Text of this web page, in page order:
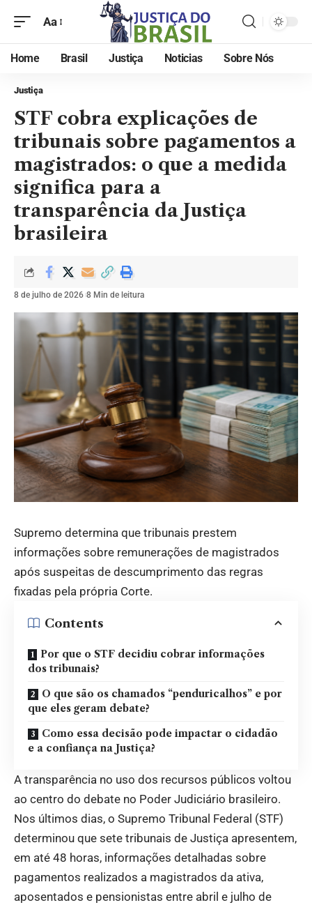
Aa
Home Brasil Justiça Noticias Sobre Nós
Justiça
STF cobra explicações de
tribunais sobre pagamentos a
magistrados: o que a medida
significa para a
transparência da Justiça
brasileira
8 de julho de 2026 8 Min de leitura
Supremo determina que tribunais prestem
informações sobre remunerações de magistrados
após suspeitas de descumprimento das regras
fixadas pela própria Corte.
Contents
Por que o STF decidiu cobrar informações
dos tribunais?
O que são os chamados “penduricalhos” e por
que eles geram debate?
Como essa decisão pode impactar o cidadão
e a confiança na Justiça?
A transparência no uso dos recursos públicos voltou
ao centro do debate no Poder Judiciário brasileiro.
Nos últimos dias, o Supremo Tribunal Federal (STF)
determinou que sete tribunais de Justiça apresentem,
em até 48 horas, informações detalhadas sobre
pagamentos realizados a magistrados da ativa,
aposentados e pensionistas entre abril e julho de